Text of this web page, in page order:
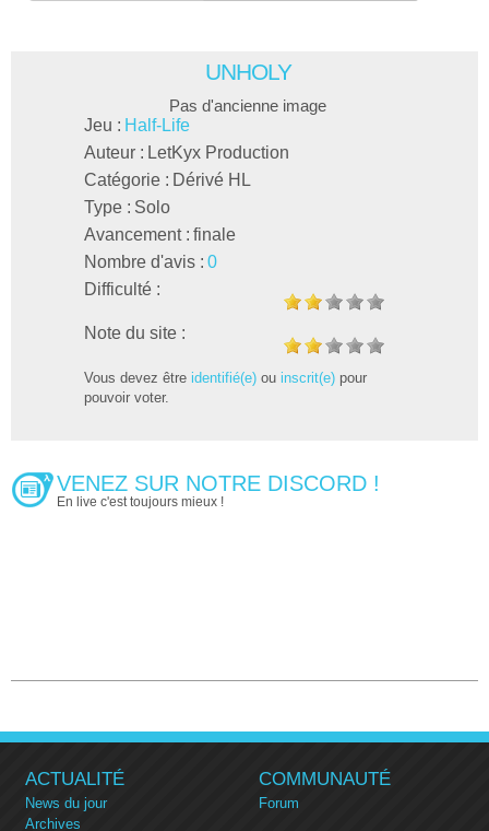
UNHOLY
Pas d'ancienne image
Jeu : Half-Life
Auteur : LetKyx Production
Catégorie : Dérivé HL
Type : Solo
Avancement : finale
Nombre d'avis : 0
Difficulté :
Note du site :
Vous devez être identifié(e) ou inscrit(e) pour
pouvoir voter.
VENEZ SUR NOTRE DISCORD !
En live c'est toujours mieux !
ACTUALITÉ
News du jour
Archives
COMMUNAUTÉ
Forum